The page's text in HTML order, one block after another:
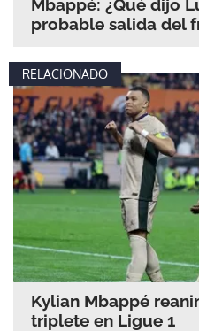
Mbappé: ¿Qué dijo
probable salida del
RELACIONADO
Kylian Mbappé
triplete en Ligue 1